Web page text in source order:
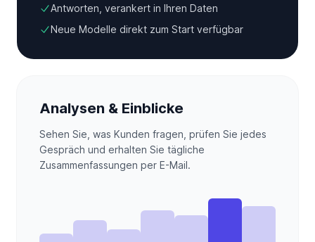
Antworten, verankert in Ihren Daten
Neue Modelle direkt zum Start verfügbar
Analysen & Einblicke
Sehen Sie, was Kunden fragen, prüfen Sie jedes
Gespräch und erhalten Sie tägliche
Zusammenfassungen per E-Mail.